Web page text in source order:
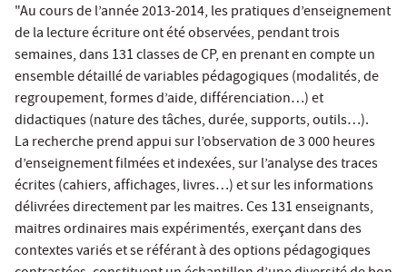
"Au cours de l’année 2013-2014, les pratiques d’enseignement
de la lecture écriture ont été observées, pendant trois
semaines, dans 131 classes de CP, en prenant en compte un
ensemble détaillé de variables pédagogiques (modalités, de
regroupement, formes d’aide, différenciation…) et
didactiques (nature des tâches, durée, supports, outils…).
La recherche prend appui sur l’observation de 3 000 heures
d’enseignement filmées et indexées, sur l’analyse des traces
écrites (cahiers, affichages, livres…) et sur les informations
délivrées directement par les maitres. Ces 131 enseignants,
maitres ordinaires mais expérimentés, exerçant dans des
contextes variés et se référant à des options pédagogiques